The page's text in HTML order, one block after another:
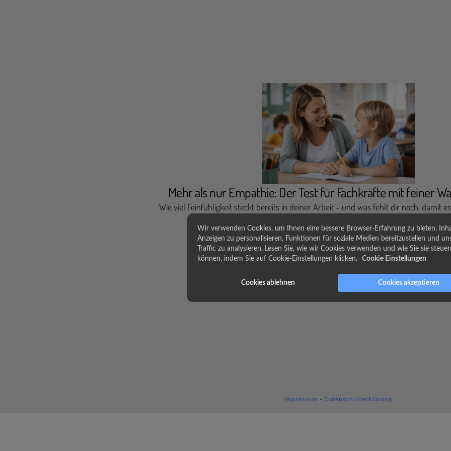
Wir verwenden Cookies, um Ihnen eine bessere Browser-Erfahrung zu bieten,
Anzeigen zu personalisieren, Funktionen für soziale Medien bereitzustellen und
Traffic zu analysieren. Lesen Sie, wie wir Cookies verwenden und wie Sie sie
können, indem Sie auf Cookie-Einstellungen klicken.
Cookie Einstellungen
Cookies ablehnen Cookies akzeptieren
Impressum - Datenschutzerklärung